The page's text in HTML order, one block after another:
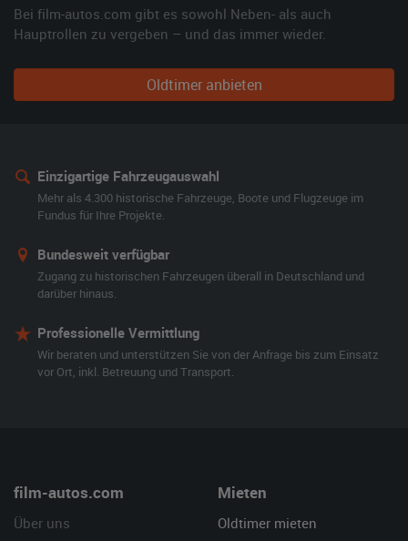
Bei film-autos.com gibt es sowohl Neben- als auch
Hauptrollen zu vergeben – und das immer wieder.
Oldtimer anbieten
Einzigartige Fahrzeugauswahl
Mehr als 4.300 historische Fahrzeuge, Boote und Flugzeuge im
Fundus für Ihre Projekte.
Bundesweit verfügbar
Zugang zu historischen Fahrzeugen überall in Deutschland und
darüber hinaus.
Professionelle Vermittlung
Wir beraten und unterstützen Sie von der Anfrage bis zum Einsatz
vor Ort, inkl. Betreuung und Transport.
film-autos.com
Über uns
Mieten
Oldtimer mieten